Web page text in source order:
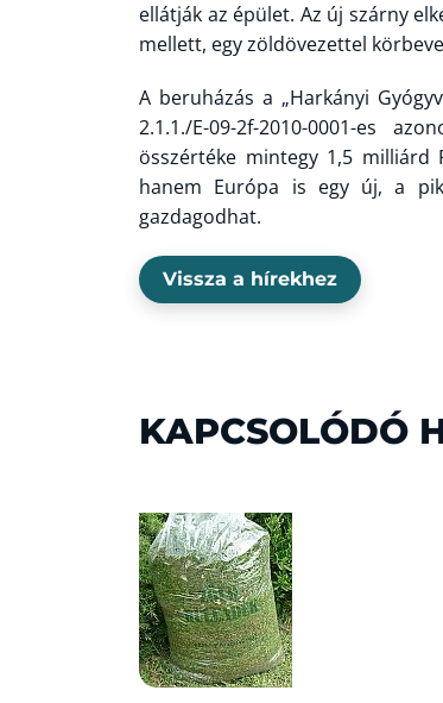
ellátják az épület. Az új szárny
mellett, egy zöldövezettel
A beruházás a „Harkányi
2.1.1./E-09-2f-2010-0001-es
összértéke mintegy 1,5 milliárd
hanem Európa is egy új, a
gazdagodhat.
Vissza a hírekhez
KAPCSOLÓDÓ